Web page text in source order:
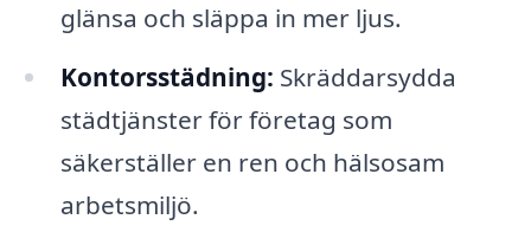
glänsa och släppa in mer ljus.
Kontorsstädning: Skräddarsydda
städtjänster för företag som
säkerställer en ren och hälsosam
arbetsmiljö.